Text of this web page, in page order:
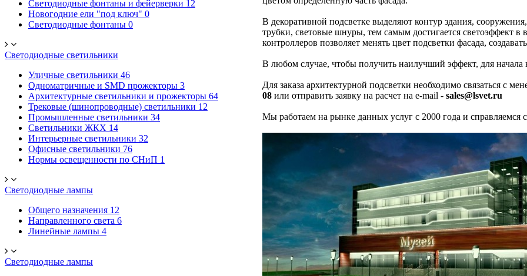
Светодиодные фонтаны и фейерверки 12
Новогодние ели "под ключ" 0
Светодиодные фонтаны 0
Светодиодные светильники
Уличные светильники 46
Одноматричные и SMD прожекторы 3
Архитектурные светильники и прожекторы 64
Трековые (шинопроводные) светильники 12
Промышленные светильники 34
Светильники ЖКХ 14
Интерьерные светильники 32
Офисные светильники 76
Нормы освещенности по СНиП 1
Светодиодные лампы
Общего назначения 12
Направленного света 6
Линейные лампы 4
Светодиодные лампы
В декоративной подсветке выделяют контур здания,
трубки, световые шнуры, тем самым достигается светоэффект
контроллеров позволяет менять цвет подсветки фасада,
В любом случае, чтобы получить наилучший эффект, для начала
Для заказа архитектурной подсветки необходимо связаться с
08 или отправить заявку на расчет на e-mail - sales@lsvet.ru
Мы работаем на рынке данных услуг с 2000 года и справляемся